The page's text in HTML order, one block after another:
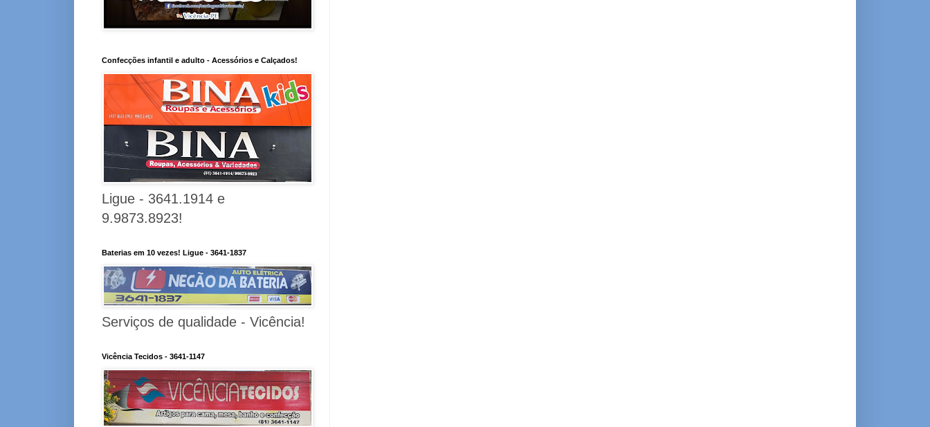
Confecções infantil e adulto - Acessórios e Calçados!
Ligue - 3641.1914 e
9.9873.8923!
Baterias em 10 vezes! Ligue - 3641-1837
Serviços de qualidade - Vicência!
Vicência Tecidos - 3641-1147